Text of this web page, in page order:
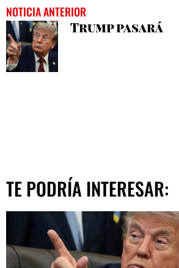
NOTICIA ANTERIOR
Trump pasará
TE PODRÍA INTERESAR: